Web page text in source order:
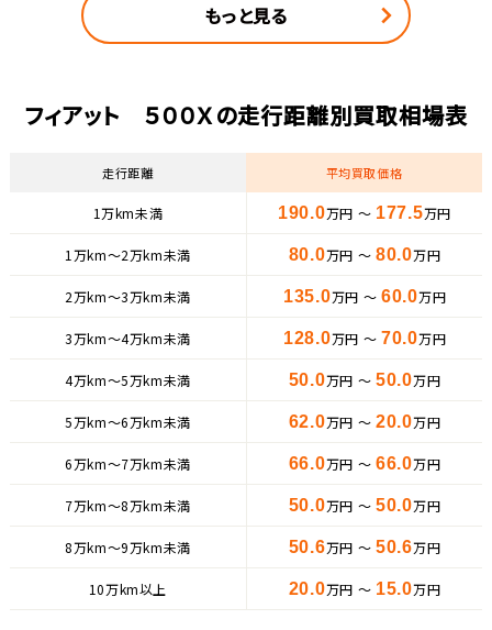
もっと見る
フィアット ５００Ｘの走行距離別買取相場表
走行距離 平均買取価格
1万km未満 190.0万円 ～ 177.5万円
1万km〜2万km未満 80.0万円 ～ 80.0万円
2万km〜3万km未満 135.0万円 ～ 60.0万円
3万km〜4万km未満 128.0万円 ～ 70.0万円
4万km〜5万km未満 50.0万円 ～ 50.0万円
5万km〜6万km未満 62.0万円 ～ 20.0万円
6万km〜7万km未満 66.0万円 ～ 66.0万円
7万km〜8万km未満 50.0万円 ～ 50.0万円
8万km〜9万km未満 50.6万円 ～ 50.6万円
10万km以上 20.0万円 ～ 15.0万円